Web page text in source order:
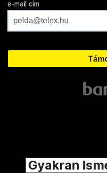
e-mail cím
Gyakran